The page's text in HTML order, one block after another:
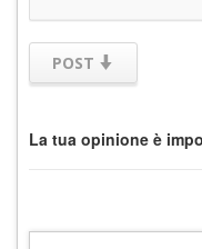
POST
La tua opinione è